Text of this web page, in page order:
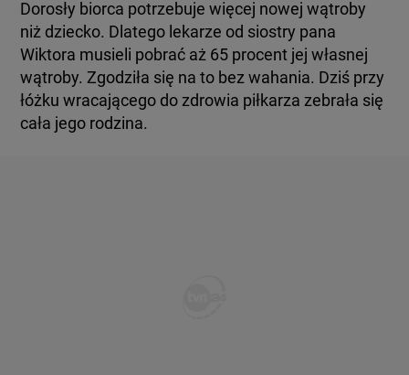
Dorosły biorca potrzebuje więcej nowej wątroby
niż dziecko. Dlatego lekarze od siostry pana
Wiktora musieli pobrać aż 65 procent jej własnej
wątroby. Zgodziła się na to bez wahania. Dziś przy
łóżku wracającego do zdrowia piłkarza zebrała się
cała jego rodzina.